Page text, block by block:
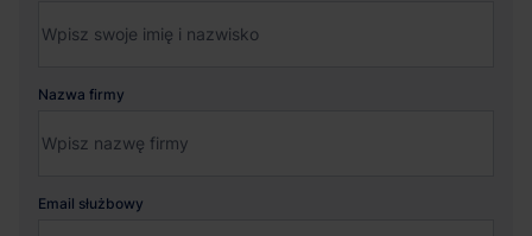
Nazwa firmy
Email służbowy